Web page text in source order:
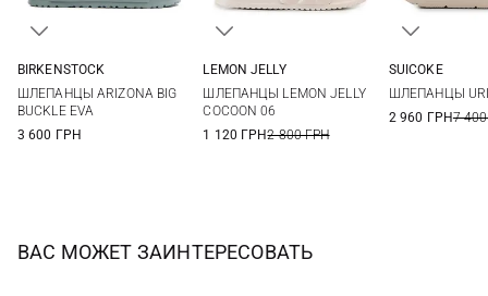
40
41
BIRKENSTOCK
ШЛЕПАНЦЫ ARIZONA BIG
BUCKLE EVA
3 600 ГРН
40
41
LEMON JELLY
ШЛЕПАНЦЫ LEMON JELLY
COCOON 06
1 120 ГРН2 800 ГРН
SUICOKE
ШЛЕПАНЦЫ
2 960 ГРН7
ВАС МОЖЕТ ЗАИНТЕРЕСОВАТЬ